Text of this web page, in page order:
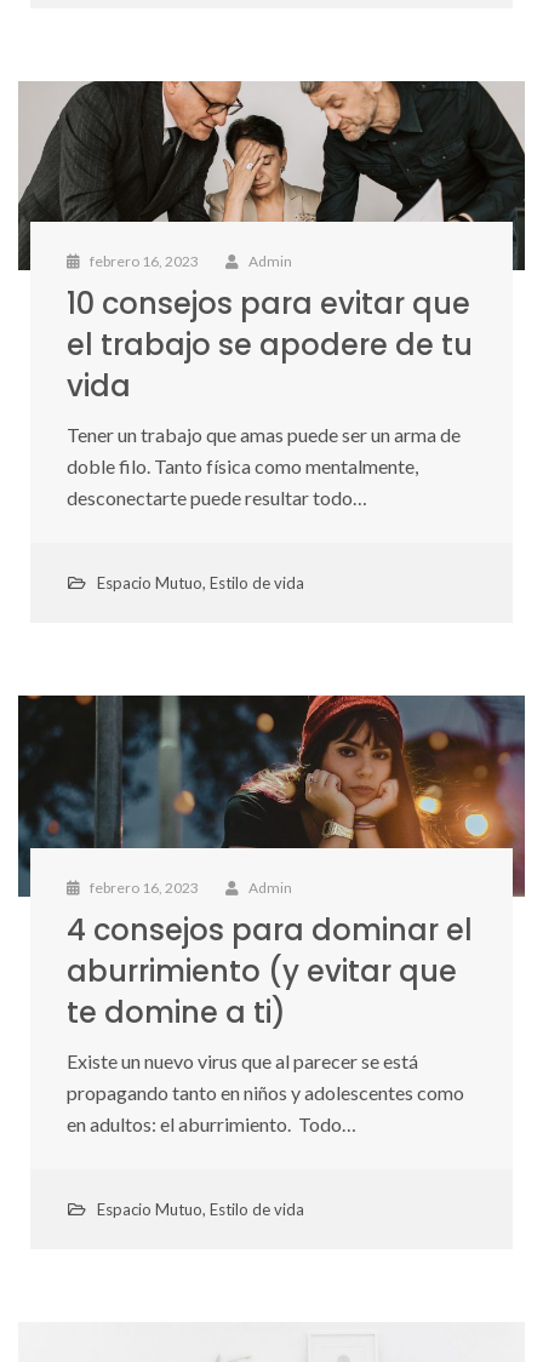
febrero 16, 2023 Admin
10 consejos para evitar que
el trabajo se apodere de tu
vida
Tener un trabajo que amas puede ser un arma de
doble filo. Tanto física como mentalmente,
desconectarte puede resultar todo…
Espacio Mutuo,Estilo de vida
febrero 16, 2023 Admin
4 consejos para dominar el
aburrimiento (y evitar que
te domine a ti)
Existe un nuevo virus que al parecer se está
propagando tanto en niños y adolescentes como
en adultos: el aburrimiento. Todo…
Espacio Mutuo,Estilo de vida